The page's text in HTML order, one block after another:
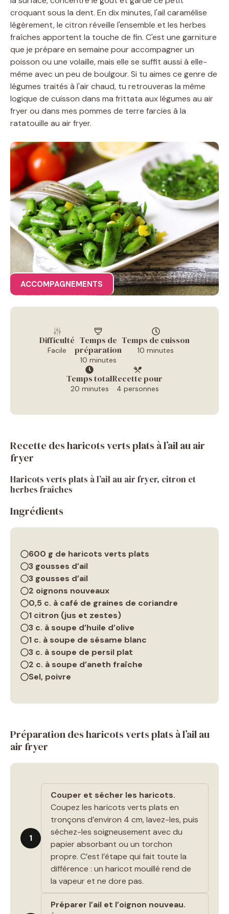
croquant sous la dent. En dix minutes, l'ail caramélise
légèrement, le citron réveille l'ensemble et les herbes
fraîches apportent la touche de fin. C'est une garniture
que je prépare en semaine pour accompagner un
poisson ou une volaille, mais elle se suffit aussi à elle-
même avec un peu de boulgour. Si tu aimes ce genre de
légumes traités à l'air chaud, tu retrouveras la même
logique de cuisson dans ma frittata aux légumes au air
fryer ou dans mes pommes de terre farcies à la
ratatouille au air fryer.
ACCOMPAGNEMENTS
Difficulté
Facile
Temps de
préparation
10 minutes
Temps de cuisson
10 minutes
Temps total
20 minutes
Recette pour
4 personnes
Recette des haricots verts plats à l’ail au air
fryer
Haricots verts plats à l’ail au air fryer, citron et
herbes fraîches
Ingrédients
600 g de haricots verts plats
3 gousses d’ail
3 gousses d’ail
2 oignons nouveaux
0,5 c. à café de graines de coriandre
1 citron (jus et zestes)
3 c. à soupe d’huile d’olive
1 c. à soupe de sésame blanc
3 c. à soupe de persil plat
2 c. à soupe d’aneth fraîche
Sel, poivre
Préparation des haricots verts plats à l’ail au
air fryer
1
Couper et sécher les haricots.
Coupez les haricots verts plats en
tronçons d’environ 4 cm, lavez-les, puis
séchez-les soigneusement avec du
papier absorbant ou un torchon
propre. C’est l’étape qui fait toute la
différence : un haricot mouillé rend de
la vapeur et ne dore pas.
Préparer l’ail et l’oignon nouveau.